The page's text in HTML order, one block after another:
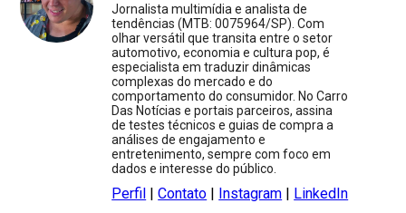
Jornalista multimídia e analista de
tendências (MTB: 0075964/SP). Com
olhar versátil que transita entre o setor
automotivo, economia e cultura pop, é
especialista em traduzir dinâmicas
complexas do mercado e do
comportamento do consumidor. No Carro
Das Notícias e portais parceiros, assina
de testes técnicos e guias de compra a
análises de engajamento e
entretenimento, sempre com foco em
dados e interesse do público.
Perfil |Contato | Instagram | LinkedIn